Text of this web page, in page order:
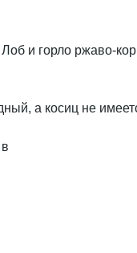
и горло ржаво-
а косиц не